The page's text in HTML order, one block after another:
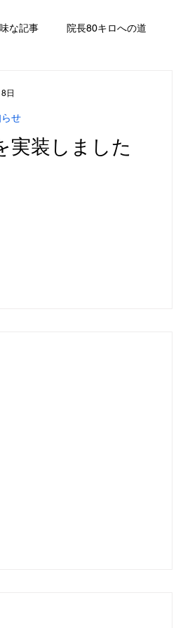
な記事 院長80キロへの道
実装しました
せ
日